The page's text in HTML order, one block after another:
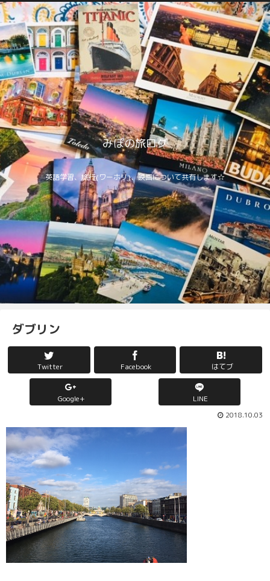
みぽの旅ログ
英語学習、旅行(ワーホリ)、映画について共有します☆
ダブリン
Twitter Facebook はてブ
Google+ LINE
2018.10.03